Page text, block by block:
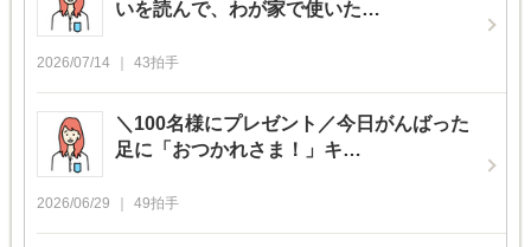
いを読んで、わが家で使いた…
2026/07/14 43拍手
＼100名様にプレゼント／今日がんばった
足に「おつかれさま！」キ…
2026/06/29 49拍手